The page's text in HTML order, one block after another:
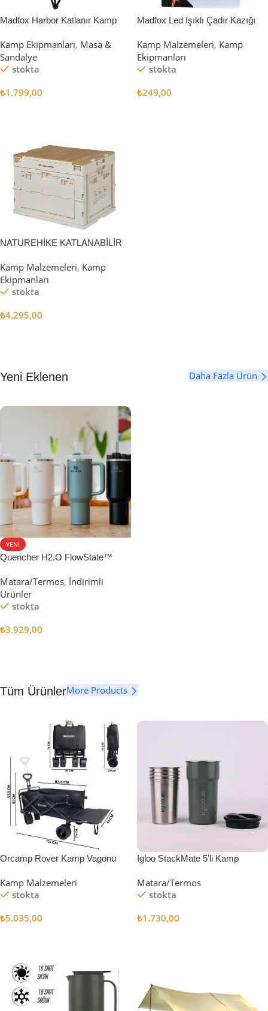
Madfox Harbor Katlanır Kamp
Kamp Ekipmanları, Masa &
Sandalye
stokta
₺1.799,00
Madfox Led Işıklı Çadır Kazığı
Kamp Malzemeleri, Kamp
Ekipmanları
stokta
₺249,00
NATUREHİKE KATLANABİLİR
Kamp Malzemeleri, Kamp
Ekipmanları
stokta
₺4.295,00
Yeni Eklenen Daha Fazla Ürün
YENI
Quencher H2.O FlowState™
Matara/Termos, İndirimli
Ürünler
stokta
₺3.929,00
Tüm ÜrünlerMore Products
Orcamp Rover Kamp Vagonu
Kamp Malzemeleri
stokta
₺5.035,00
Igloo StackMate 5’li Kamp
Matara/Termos
stokta
₺1.730,00